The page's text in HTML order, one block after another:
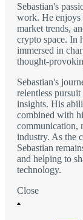
Sebastian's
work. He enjoys
market trends,
crypto space. In
immersed in
thought-
Sebastian's
relentless
insights. His
combined with
communication,
industry. As the
Sebastian
and helping to
technology.
Close